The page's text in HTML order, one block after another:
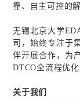
靠、自主可控的
无锡北京大学
司，始终专注于
伴开展合作，为
DTCO全流程优化
关于我们